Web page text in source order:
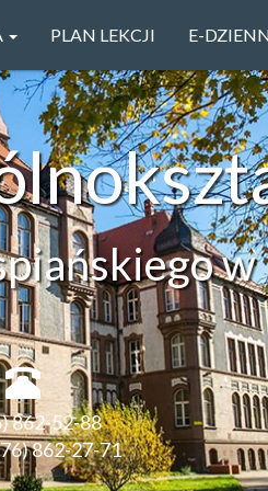
PLAN LEKCJI E-
w
862-52-88
862-27-71